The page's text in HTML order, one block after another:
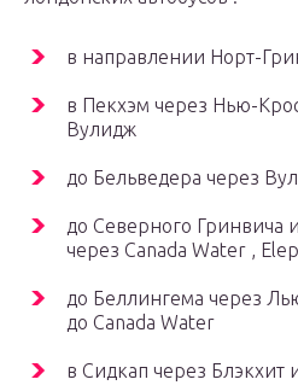
в направлении Норт-
в Пекхэм через Нью-
Вулидж
до Бельведера через
до Северного Гринвича
через Canada Water ,
до Беллингема через
до Canada Water
в Сидкап через Блэкхит